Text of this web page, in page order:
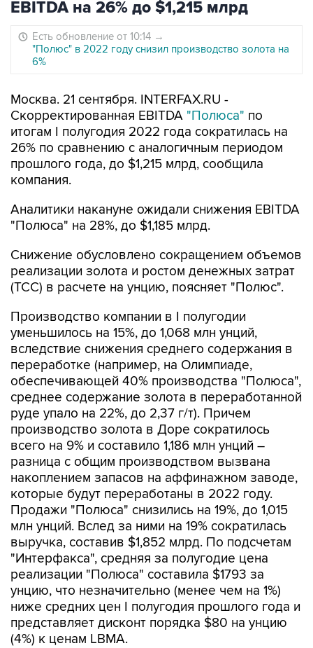
EBITDA на 26% до $1,215 млрд
Есть обновление от 10:14 →
"Полюс" в 2022 году снизил производство золота на
6%
Москва. 21 сентября. INTERFAX.RU -
Скорректированная EBITDA "Полюса" по
итогам I полугодия 2022 года сократилась на
26% по сравнению с аналогичным периодом
прошлого года, до $1,215 млрд, сообщила
компания.
Аналитики накануне ожидали снижения EBITDA
"Полюса" на 28%, до $1,185 млрд.
Снижение обусловлено сокращением объемов
реализации золота и ростом денежных затрат
(ТСС) в расчете на унцию, поясняет "Полюс".
Производство компании в I полугодии
уменьшилось на 15%, до 1,068 млн унций,
вследствие снижения среднего содержания в
переработке (например, на Олимпиаде,
обеспечивающей 40% производства "Полюса",
среднее содержание золота в переработанной
руде упало на 22%, до 2,37 г/т). Причем
производство золота в Доре сократилось
всего на 9% и составило 1,186 млн унций –
разница с общим производством вызвана
накоплением запасов на аффинажном заводе,
которые будут переработаны в 2022 году.
Продажи "Полюса" снизились на 19%, до 1,015
млн унций. Вслед за ними на 19% сократилась
выручка, составив $1,852 млрд. По подсчетам
"Интерфакса", средняя за полугодие цена
реализации "Полюса" составила $1793 за
унцию, что незначительно (менее чем на 1%)
ниже средних цен I полугодия прошлого года и
представляет дисконт порядка $80 на унцию
(4%) к ценам LBMA.